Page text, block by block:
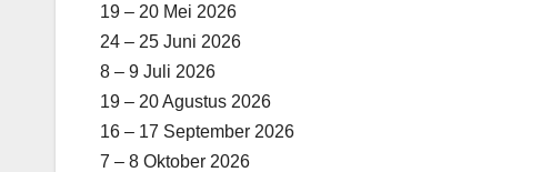
19 – 20 Mei 2026
24 – 25 Juni 2026
8 – 9 Juli 2026
19 – 20 Agustus 2026
16 – 17 September 2026
7 – 8 Oktober 2026